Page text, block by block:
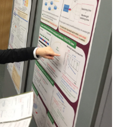
告
発
表
文受
賞外